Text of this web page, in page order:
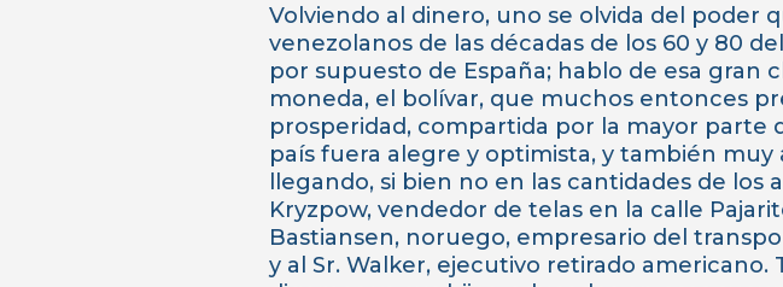
Volviendo al dinero, uno se olvida del poder
venezolanos de las décadas de los 60 y 80
por supuesto de España; hablo de esa gran
moneda, el bolívar, que muchos entonces
prosperidad, compartida por la mayor parte
país fuera alegre y optimista, y también
llegando, si bien no en las cantidades de los
Kryzpow, vendedor de telas en la calle
Bastiansen, noruego, empresario del
y al Sr. Walker, ejecutivo retirado